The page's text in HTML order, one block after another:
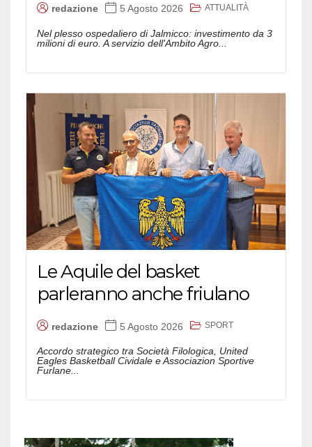
redazione 5 Agosto 2026 ATTUALITÀ
Nel plesso ospedaliero di Jalmicco: investimento da 3
milioni di euro. A servizio dell'Ambito Agro...
Le Aquile del basket
parleranno anche friulano
redazione 5 Agosto 2026 SPORT
Accordo strategico tra Società Filologica, United
Eagles Basketball Cividale e Associazion Sportive
Furlane...